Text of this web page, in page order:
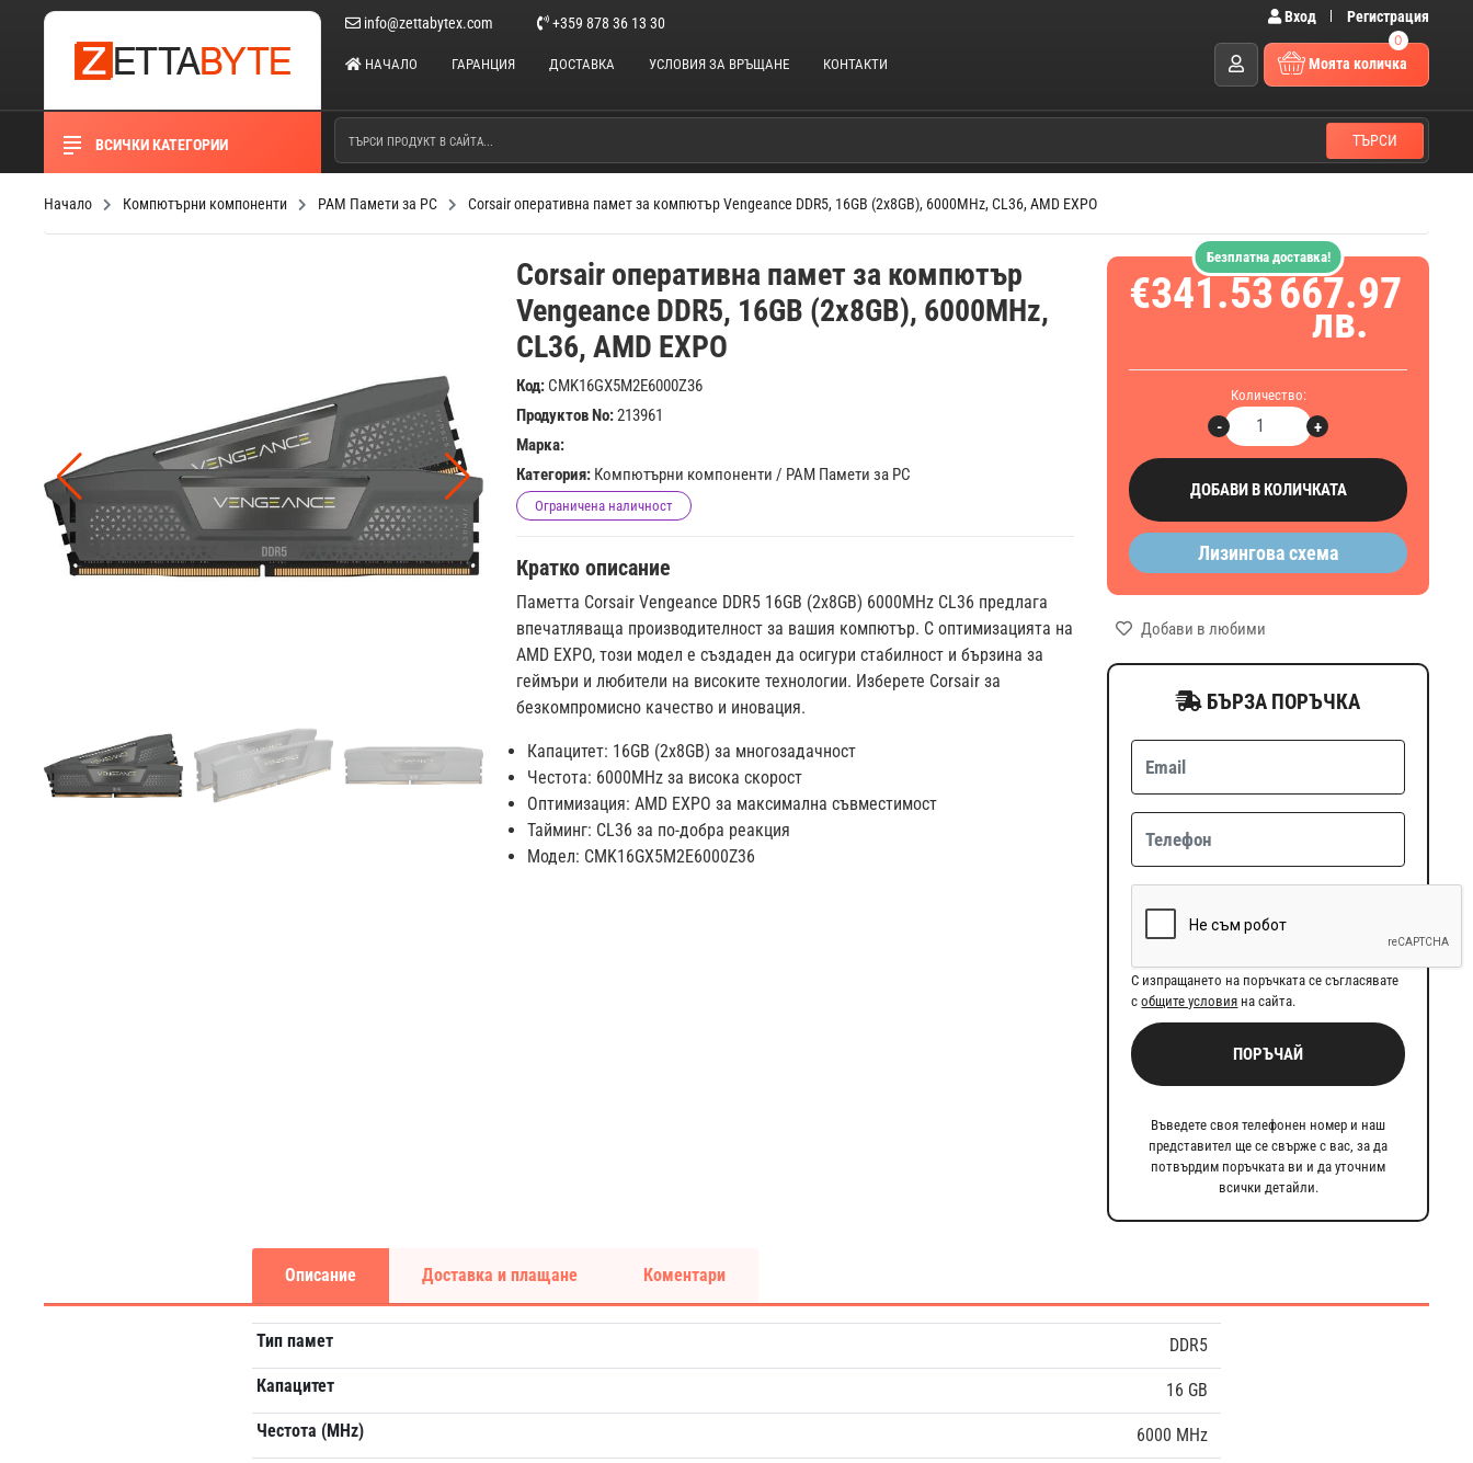
info@zettabytex.com +359 878 36 13 30 Вход Регистрация
НАЧАЛО ГАРАНЦИЯ ДОСТАВКА УСЛОВИЯ ЗА ВРЪЩАНЕ КОНТАКТИ
0
Моята количка
ВСИЧКИ КАТЕГОРИИ ТЪРСИ
Начало Компютърни компоненти РАМ Памети за PC Corsair оперативна памет за компютър Vengeance DDR5, 16GB (2x8GB), 6000MHz, CL36, AMD EXPO
Corsair оперативна памет за компютър
Vengeance DDR5, 16GB (2x8GB), 6000MHz,
CL36, AMD EXPO
Код: CMK16GX5M2E6000Z36
Продуктов No:213961
Марка:
Категория: Компютърни компоненти / РАМ Памети за PC
Ограничена наличност
Кратко описание
Паметта Corsair Vengeance DDR5 16GB (2x8GB) 6000MHz CL36 предлага
впечатляваща производителност за вашия компютър. С оптимизацията на
AMD EXPO, този модел е създаден да осигури стабилност и бързина за
геймъри и любители на високите технологии. Изберете Corsair за
безкомпромисно качество и иновация.
Капацитет: 16GB (2x8GB) за многозадачност
Честота: 6000MHz за висока скорост
Оптимизация: AMD EXPO за максимална съвместимост
Тайминг: CL36 за по-добра реакция
Модел: CMK16GX5M2E6000Z36
€341.53667.97
лв.
Количество:
+
-
ДОБАВИ В КОЛИЧКАТА
Безплатна доставка!
Лизингова схема
Добави в любими
БЪРЗА ПОРЪЧКА
С изпращането на поръчката се съгласявате
собщите условия на сайта.
ПОРЪЧАЙ
Въведете своя телефонен номер и наш
представител ще се свърже с вас, за да
потвърдим поръчката ви и да уточним
всички детайли.
Описание Доставка и плащане Коментари
Тип памет
DDR5
Капацитет
16 GB
Честота (MHz)
6000 MHz